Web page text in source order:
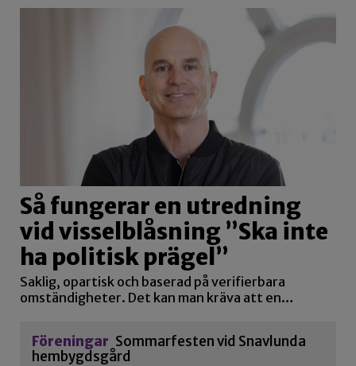
Så fungerar en utredning
vid visselblåsning ”Ska inte
ha politisk prägel”
Saklig, opartisk och baserad på verifierbara
omständigheter. Det kan man kräva att en…
Föreningar Sommarfesten vid Snavlunda
hembygdsgård